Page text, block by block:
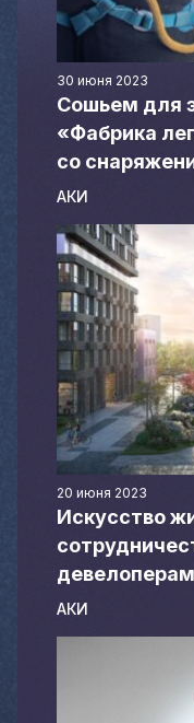
Материалы
АКИ
Artists /
n'RIS
Онлайн патент
Цифровой
Смотрите нас в
30 июня 2023
Сошьем для
«Фабрика
со
АКИ
20 июня 2023
Искусство
АКИ